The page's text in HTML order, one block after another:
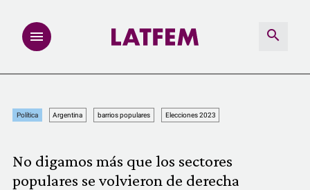
MULTIMEDIA
Política Argentina barrios populares Elecciones 2023
No digamos más que los sectores
populares se volvieron de derecha